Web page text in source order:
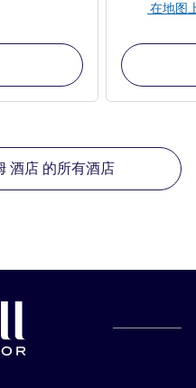
在地图
酒店 的所有酒店